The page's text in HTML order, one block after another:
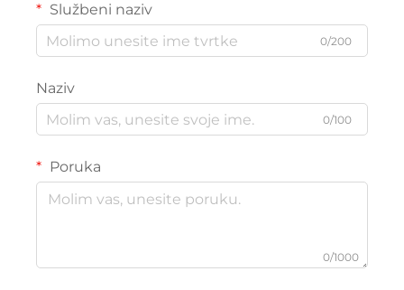
Službeni naziv
0/200
Naziv
0/100
Poruka
0/1000